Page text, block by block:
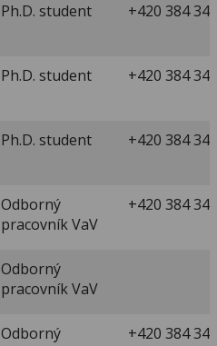
Ph.D. student +420 384
Ph.D. student +420 384
Ph.D. student +420 384
Odborný
pracovník VaV
+420 384
Odborný
pracovník VaV
Odborný
+420 384